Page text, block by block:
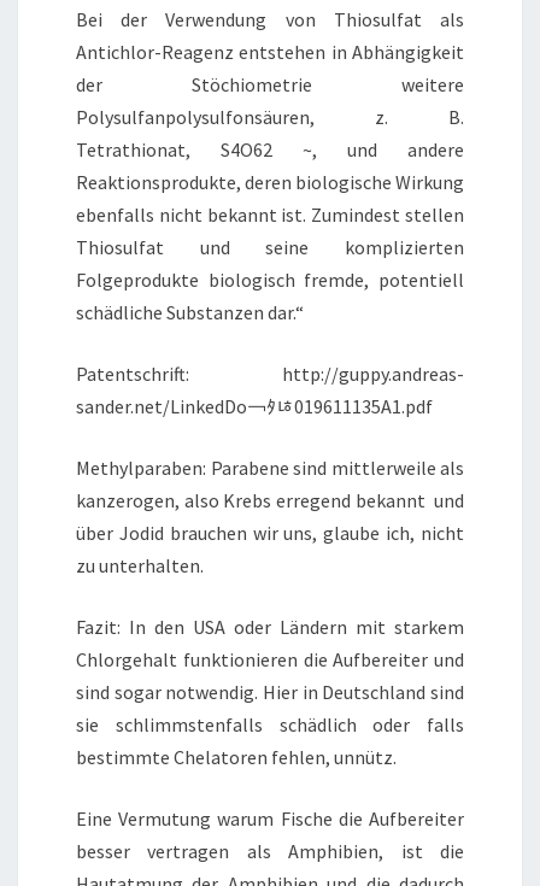
Bei der Verwendung von Thiosulfat als
Antichlor-Reagenz entstehen in Abhängigkeit
der Stöchiometrie weitere
Polysulfanpolysulfonsäuren, z. B.
Tetrathionat, S4O62 ~, und andere
Reaktionsprodukte, deren biologische Wirkung
ebenfalls nicht bekannt ist. Zumindest stellen
Thiosulfat und seine komplizierten
Folgeprodukte biologisch fremde, potentiell
schädliche Substanzen dar.“
Patentschrift: http://guppy.andreas-
sander.net/LinkedDo￢ﾀﾦ019611135A1.pdf
Methylparaben: Parabene sind mittlerweile als
kanzerogen, also Krebs erregend bekannt und
über Jodid brauchen wir uns, glaube ich, nicht
zu unterhalten.
Fazit: In den USA oder Ländern mit starkem
Chlorgehalt funktionieren die Aufbereiter und
sind sogar notwendig. Hier in Deutschland sind
sie schlimmstenfalls schädlich oder falls
bestimmte Chelatoren fehlen, unnütz.
Eine Vermutung warum Fische die Aufbereiter
besser vertragen als Amphibien, ist die